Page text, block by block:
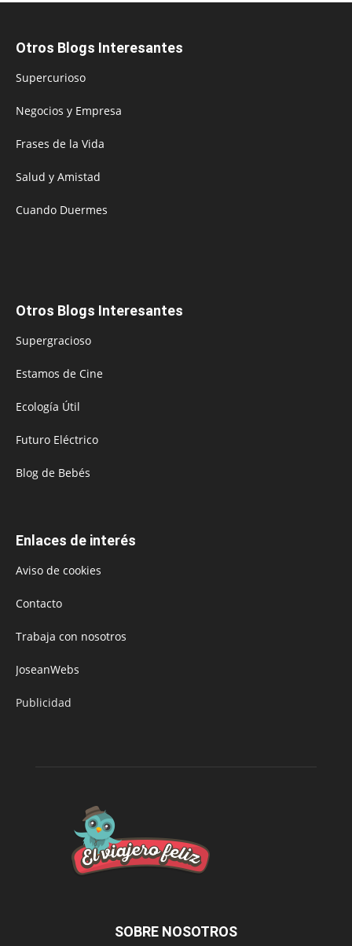
Otros Blogs Interesantes
Supercurioso
Negocios y Empresa
Frases de la Vida
Salud y Amistad
Cuando Duermes
Otros Blogs Interesantes
Supergracioso
Estamos de Cine
Ecología Útil
Futuro Eléctrico
Blog de Bebés
Enlaces de interés
Aviso de cookies
Contacto
Trabaja con nosotros
JoseanWebs
Publicidad
SOBRE NOSOTROS